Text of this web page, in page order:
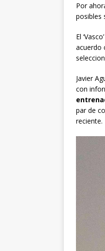
Por
posibles
El
acuerdo
Javier
con
par de
reciente.